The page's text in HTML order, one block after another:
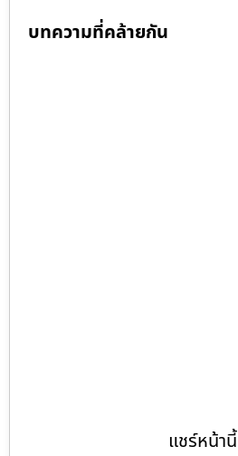
บทความที่คล้ายกัน
แชร์หน้านี้